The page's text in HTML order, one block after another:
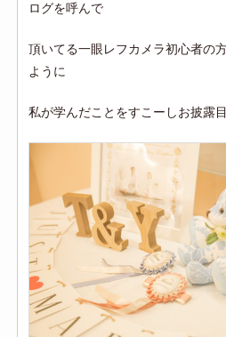
ログを呼んで
頂いてる一眼レフカメラ初心者の
ように
私が学んだことをすこーしお披露